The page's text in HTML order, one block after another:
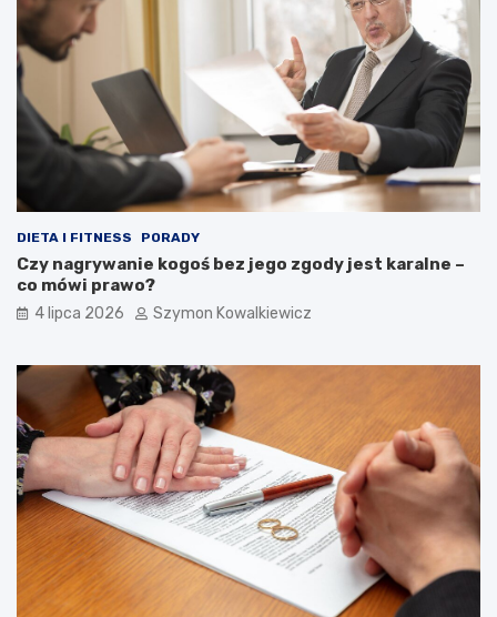
DIETA I FITNESS PORADY
Czy nagrywanie kogoś bez jego zgody jest karalne –
co mówi prawo?
4 lipca 2026 Szymon Kowalkiewicz